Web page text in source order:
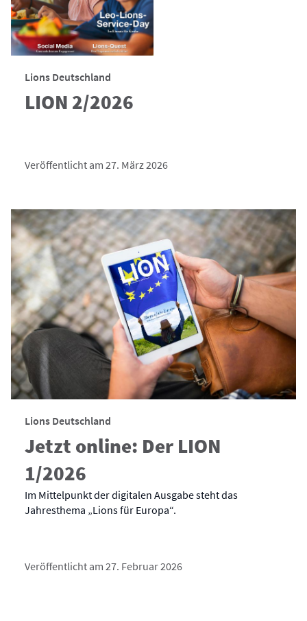
Lions Deutschland
LION 2/2026
Veröffentlicht am 27. März 2026
Lions Deutschland
Jetzt online: Der LION
1/2026
Im Mittelpunkt der digitalen Ausgabe steht das
Jahresthema „Lions für Europa“.
Veröffentlicht am 27. Februar 2026